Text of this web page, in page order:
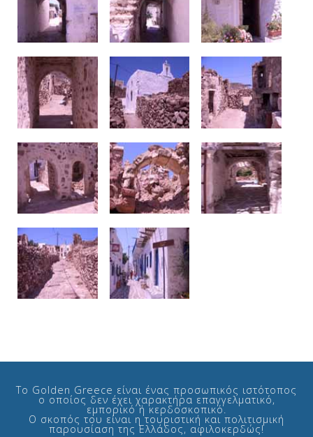
Το Golden Greece είναι ένας προσωπικός ιστότοπος
ο οποίος δεν έχει χαρακτήρα επαγγελματικό,
εμπορικό ή κερδοσκοπικό.
Ο σκοπός του είναι η τουριστική και πολιτισμική
παρουσίαση της Ελλάδος, αφιλοκερδώς!